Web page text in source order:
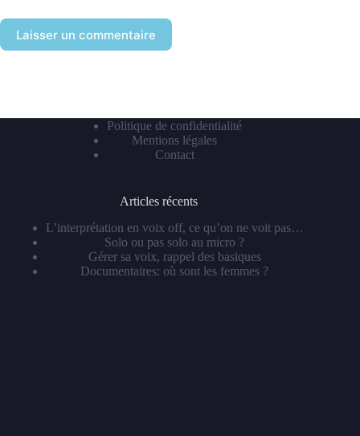
Laisser un commentaire
Politique de confidentialité
Mentions légales
Contact
Articles récents
L’interprétation en voix off, ce qu’on ne voit pas…
Solo ou pas solo au micro ?
Gérer sa voix, rappel des basiques
Documentaires: où sont les femmes ?